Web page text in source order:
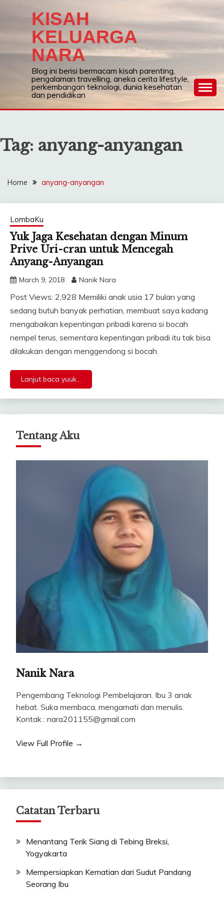
KISAH
KELUARGA
NARA
Blog ini berisi bermacam kisah parenting,
pengalaman travelling, aneka cerita lifestyle,
perkembangan teknologi, dunia kesehatan
dan pendidikan
Tag: anyang-anyangan
Home anyang-anyangan
LombaKu
Yuk Jaga Kesehatan dengan Minum
Prive Uri-cran untuk Mencegah
Anyang-Anyangan
March 9, 2018 Nanik Nara
Post Views: 2,928 Memiliki anak usia 17 bulan yang
sedang butuh banyak perhatian, membuat saya kadang
mengabaikan kepentingan pribadi karena si bocah
nempel terus, sementara kepentingan pribadi itu tak bisa
dilakukan dengan menggendong si bocah.
Lanjut baca yuuk...
Tentang Aku
Nanik Nara
Pengembang Teknologi Pembelajaran. Ibu 3 anak
hebat. Suka membaca, mengamati dan menulis.
Kontak : nara201155@gmail.com
View Full Profile →
Catatan Terbaru
Menantang Terik Siang di Tebing Breksi,
Yogyakarta
Mempersiapkan Kematian dari Sudut Pandang
Seorang Ibu